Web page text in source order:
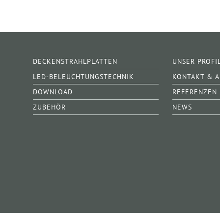
DECKENSTRAHLPLATTEN
UNSER
LED-BELEUCHTUNGSTECHNIK
KONTAKT &
DOWNLOAD
REFERENZEN
ZUBEHÖR
NEWS